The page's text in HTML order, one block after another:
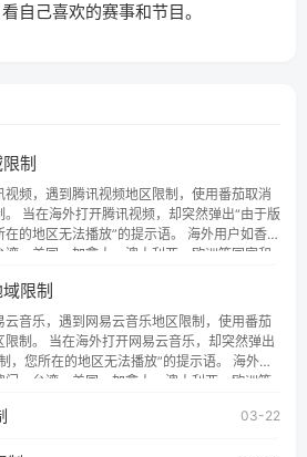
自己喜欢的赛事和节目。
制
视频，遇到腾讯视频地区限制，使用番茄取消
由于版
区无法播放”的提示语。 海外用户如香
湾、美国、加拿大、澳大利亚、欧洲等国家和
在中国大陆地区播放。 遇到这个问题的
番茄回国加速器，即可解决「海外用户收听腾
权限制」的问题，无论人在香港、澳门、台
大、澳大利亚、欧洲等国家和地区工作、留
都可以使用，不再因地区和版权限制所困扰。
限制
云音乐，遇到网易云音乐地区限制，使用番茄
音乐，却突然弹出
您所在的地区无法播放”的提示语。 海外用
门、台湾、美国、加拿大、澳大利亚、欧洲等
问题，且仅能在中国大陆地区播放。 遇到这
03-22